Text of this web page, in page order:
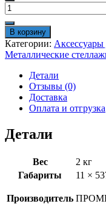
Количество
товара
Экран
WS
боковой
MS
60x50
В корзину
Категории: Аксессуары
Металлические
Детали
Отзывы (0)
Доставка
Оплата и отгрузка
Детали
Вес
2 кг
Габариты
11 ×
Производитель